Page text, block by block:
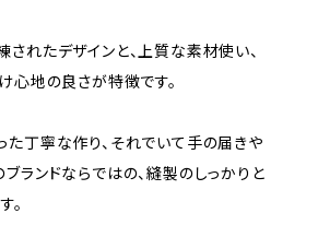
れたデザインと、上質な素材使い、
心地の良さが特徴です。
た丁寧な作り、それでいて手の届きや
ランドならではの、縫製のしっかりと
。